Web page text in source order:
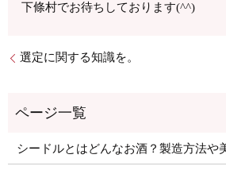
下條村でお待ちしております(^^)
選定に関する知識を。
シードルとはどんなお酒？製造方法や